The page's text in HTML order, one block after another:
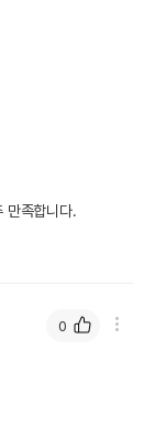
만족합니다.
0